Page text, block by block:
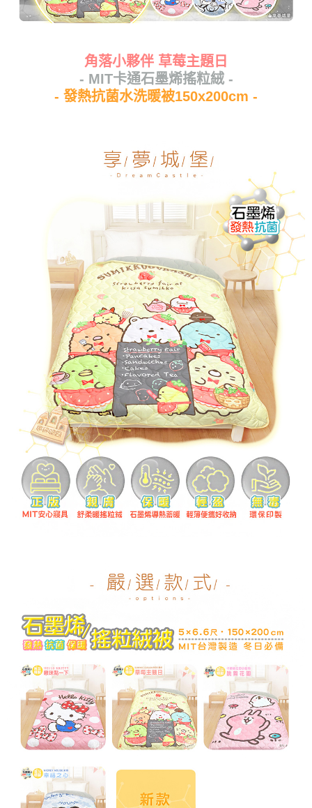
角落小夥伴 草莓主題日
- MIT卡通石墨烯搖粒絨 -
- 發熱抗菌水洗暖被150x200cm -